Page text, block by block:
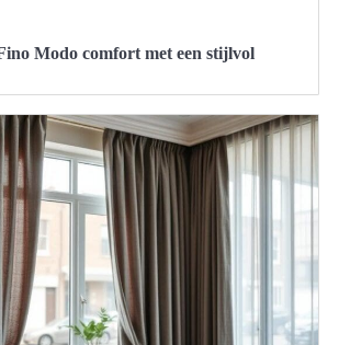
Modo comfort met een stijlvol